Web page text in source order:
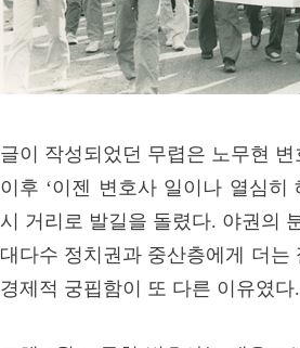
글이 작성되었던 무렵은 노무현
이후 ‘이젠 변호사 일이나 열심
시 거리로 발길을 돌렸다. 야권의
대다수 정치권과 중산층에게 더
경제적 궁핍함이 또 다른 이유였다.